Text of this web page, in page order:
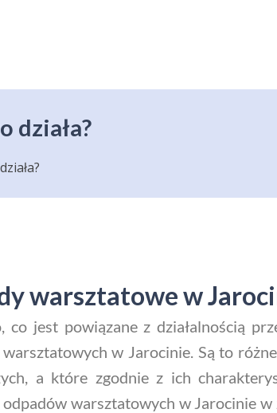
działa?
warsztatowe w
co jest powiązane z działalnością
w Jarocinie. Są to
a które zgodnie z ich
warsztatowych w Jarocinie